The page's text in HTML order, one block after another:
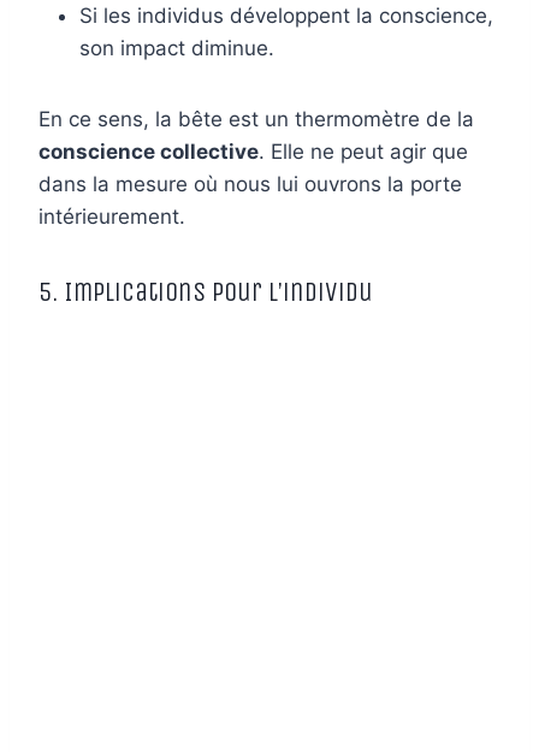
Si les individus développent la conscience,
son impact diminue.
En ce sens, la bête est un thermomètre de la
conscience collective. Elle ne peut agir que
dans la mesure où nous lui ouvrons la porte
intérieurement.
5. Implications pour l’individu